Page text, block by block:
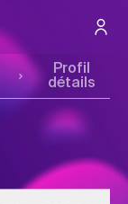
Profil
détails